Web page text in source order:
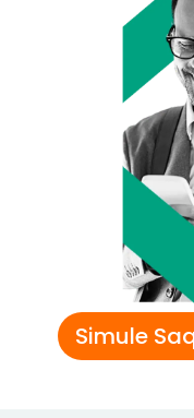
Simule